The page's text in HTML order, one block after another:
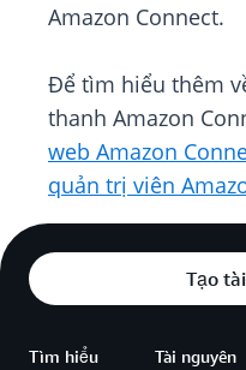
Amazon Connect.
Để tìm hiểu thêm
thanh Amazon
web Amazon
quản trị viên
Tạo
Tìm hiểu Tài nguyên